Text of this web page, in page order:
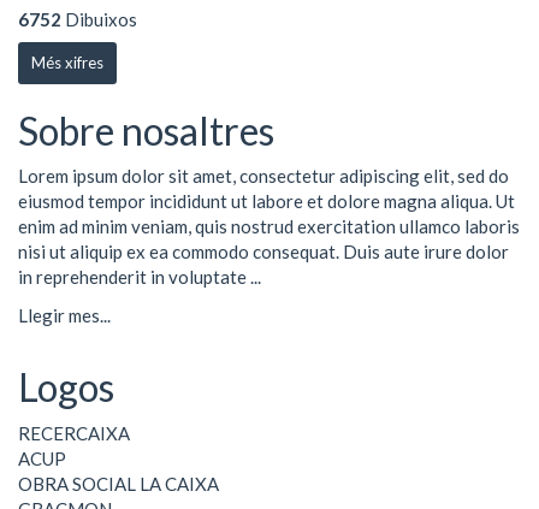
6752 Dibuixos
Més xifres
Sobre nosaltres
Lorem ipsum dolor sit amet, consectetur adipiscing elit, sed do
eiusmod tempor incididunt ut labore et dolore magna aliqua. Ut
enim ad minim veniam, quis nostrud exercitation ullamco laboris
nisi ut aliquip ex ea commodo consequat. Duis aute irure dolor
in reprehenderit in voluptate ...
Llegir mes...
Logos
RECERCAIXA
ACUP
OBRA SOCIAL LA CAIXA